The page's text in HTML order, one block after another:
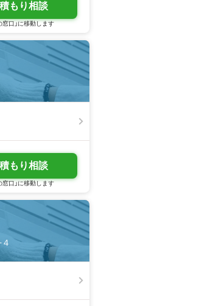
もり相談
口」に移動します
もり相談
口」に移動します